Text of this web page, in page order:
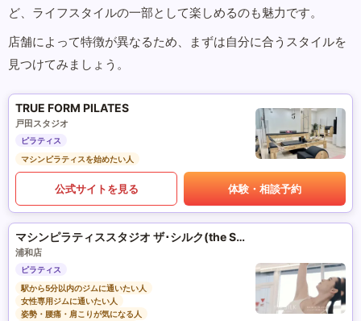
ど、ライフスタイルの一部として楽しめるのも魅力です。
店舗によって特徴が異なるため、まずは自分に合うスタイルを
見つけてみましょう。
TRUE FORM PILATES
戸田スタジオ
ピラティス
マシンピラティスを始めたい人
公式サイトを見る 体験・相談予約
マシンピラティススタジオ ザ･シルク(the SILK)
浦和店
ピラティス
駅から5分以内のジムに通いたい人
女性専用ジムに通いたい人
姿勢・腰痛・肩こりが気になる人